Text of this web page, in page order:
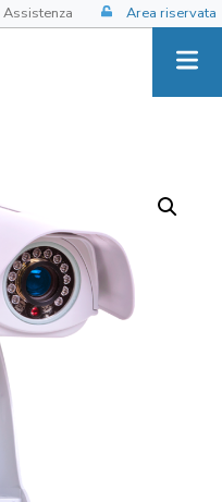
Assistenza Area riservata